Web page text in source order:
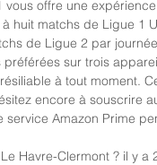
vous offre une
huit matchs de Ligue 1
de Ligue 2 par
sur trois
à tout moment.
encore à souscrire
service Amazon Prime
Havre-Clermont ? il y